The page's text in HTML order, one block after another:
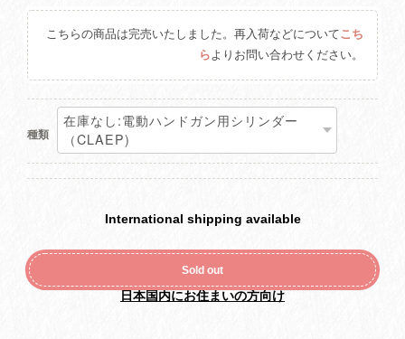
こちらの商品は完売いたしました。再入荷などについてこち
らよりお問い合わせください。
種類
International shipping available
Sold out
日本国内にお住まいの方向け